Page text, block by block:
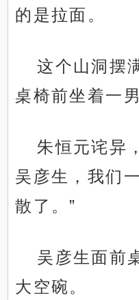
的是拉面。
这个山洞摆
桌椅前坐着一
朱恒元诧异
吴彦生，我们
散了。”
吴彦生面前
大空碗。